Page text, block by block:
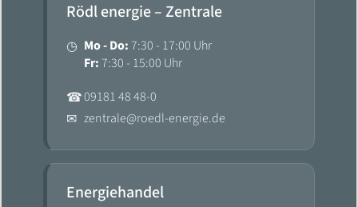
Rödl energie – Zentrale
◷ Mo - Do: 7:30 - 17:00 Uhr
Fr: 7:30 - 15:00 Uhr
☎09181 48 48-0
✉ zentrale@roedl-energie.de
Energiehandel